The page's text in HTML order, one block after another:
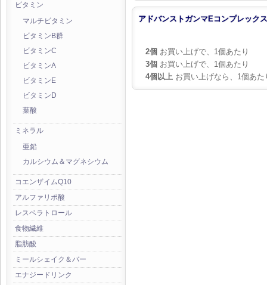
ビタミン
マルチビタミン
ビタミンB群
ビタミンC
ビタミンA
ビタミンE
ビタミンD
葉酸
ミネラル
亜鉛
カルシウム＆マグネシウム
コエンザイムQ10
アルファリポ酸
レスベラトロール
食物繊維
脂肪酸
ミールシェイク＆バー
エナジードリンク
アドバンストガンマEコンプレック
2個 お買い上げで、1個あたり
3個 お買い上げで、1個あたり
4個以上 お買い上げなら、1個あた